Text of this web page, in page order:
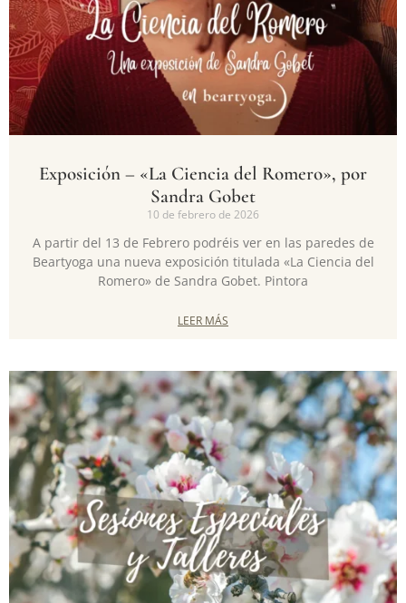
Exposición – «La Ciencia del Romero», por
Sandra Gobet
10 de febrero de 2026
A partir del 13 de Febrero podréis ver en las paredes de
Beartyoga una nueva exposición titulada «La Ciencia del
Romero» de Sandra Gobet. Pintora
LEER MÁS